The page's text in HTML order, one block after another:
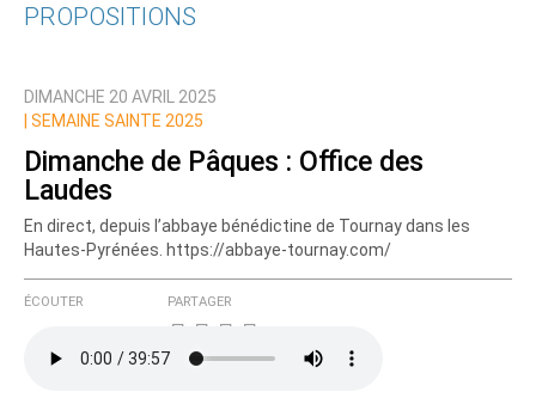
Nom
Ajoutez votre commentaire ici
PROPOSITIONS
DIMANCHE 20 AVRIL 2025
SEMAINE SAINTE 2025
Dimanche de Pâques : Office des
Laudes
En direct, depuis l’abbaye bénédictine de Tournay dans les
Hautes-Pyrénées. https://abbaye-tournay.com/
ÉCOUTER PARTAGER